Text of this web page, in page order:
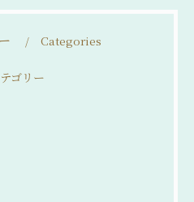
Categories
ゴリー